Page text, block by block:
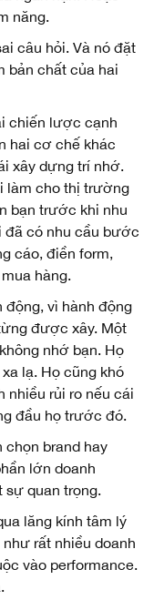
năng.
câu hỏi. Và nó đặt
bản chất của hai
chiến lược cạnh
hai cơ chế khác
xây dựng trí nhớ.
làm cho thị trường
bạn trước khi nhu
đã có nhu cầu bước
cáo, điền form,
hàng.
động, vì hành động
được xây. Một
nhớ bạn. Họ
lạ. Họ cũng khó
nhiều rủi ro nếu cái
đầu họ trước đó.
chọn brand hay
lớn doanh
sự quan trọng.
lăng kính tâm lý
rất nhiều doanh
vào performance.